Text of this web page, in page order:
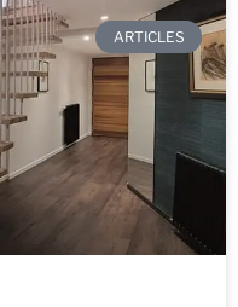
ARTICLES